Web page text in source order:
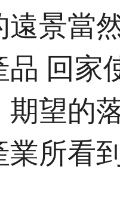
遠景當
品 回家
期望的
業所看